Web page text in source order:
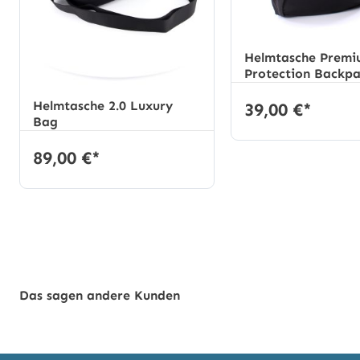
Helmtasche 2.0 Luxury
Bag
89,00 €*
Helmtasche
Protection
39,00 €*
Das sagen andere Kunden